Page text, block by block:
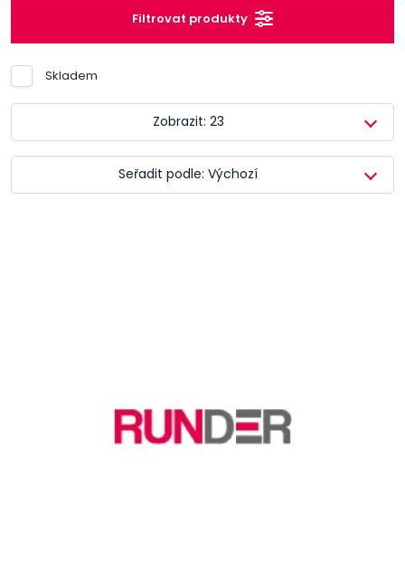
Filtrovat produkty
Seřadit podle: Výchozí
Skladem
Zobrazit: 23